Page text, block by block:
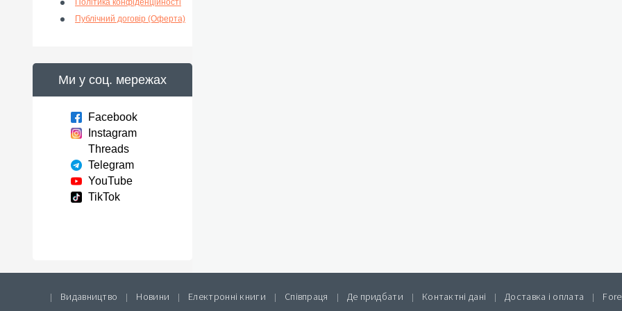
Політика конфіденційності
Публічний договір (Оферта)
Ми у соц. мережах
Facebook
Instagram
Threads
Telegram
YouTube
TikTok
| Видавництво | Новини | Електронні книги | Співпраця | Де придбати | Контактні дані | Доставка і оплата |